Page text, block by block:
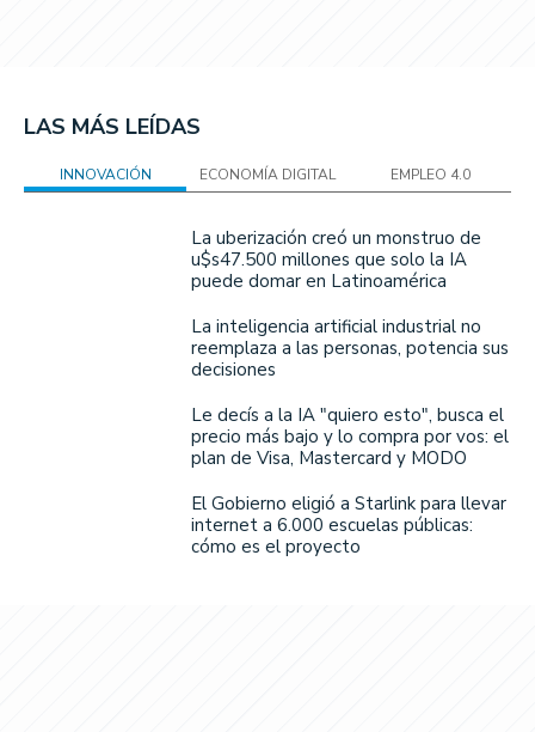
LAS MÁS LEÍDAS
INNOVACIÓN ECONOMÍA DIGITAL EMPLEO 4.0
La uberización creó un monstruo de
u$s47.500 millones que solo la IA
puede domar en Latinoamérica
La inteligencia artificial industrial no
reemplaza a las personas, potencia sus
decisiones
Le decís a la IA "quiero esto", busca el
precio más bajo y lo compra por vos: el
plan de Visa, Mastercard y MODO
El Gobierno eligió a Starlink para llevar
internet a 6.000 escuelas públicas:
cómo es el proyecto